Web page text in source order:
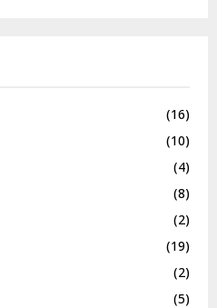
(16)
(10)
(4)
(8)
(2)
(19)
(2)
(5)